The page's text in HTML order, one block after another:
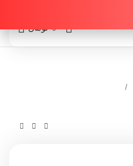
تومان 0